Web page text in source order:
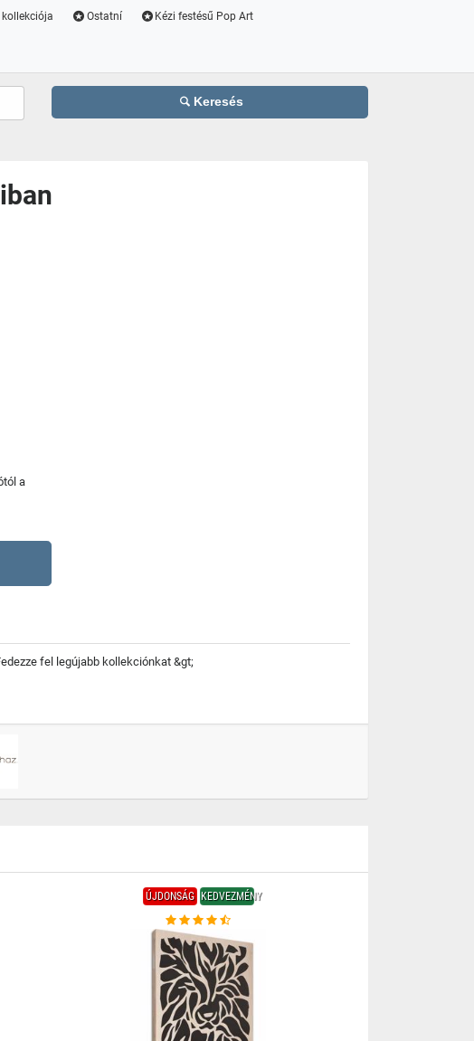
kollekciója Ostatní Kézi festésű Pop Art
Keresés
a
fel legújabb kollekciónkat &gt;
ÚJDONSÁG KEDVEZMÉNY